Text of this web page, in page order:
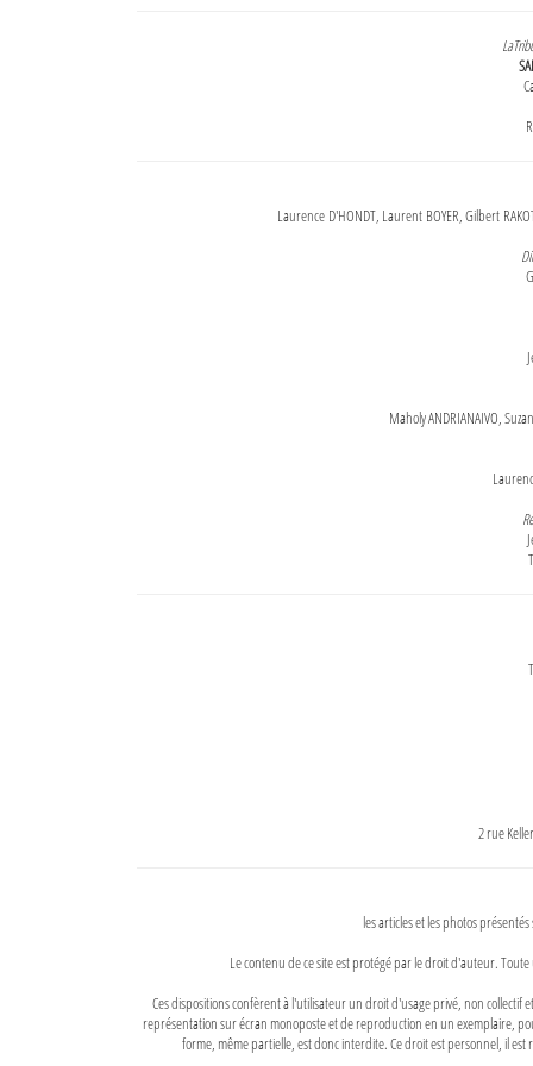
Laurence D'HONDT, Laurent BOYER, Gilbert
Maholy ANDRIANAIVO,
2 rue
les articles et les photos
Le contenu de ce site est protégé par le droit d'auteur.
Ces dispositions confèrent à l'utilisateur un droit d'usage privé, non
représentation sur écran monoposte et de reproduction en un exemplaire,
forme, même partielle, est donc interdite. Ce droit est personnel, il